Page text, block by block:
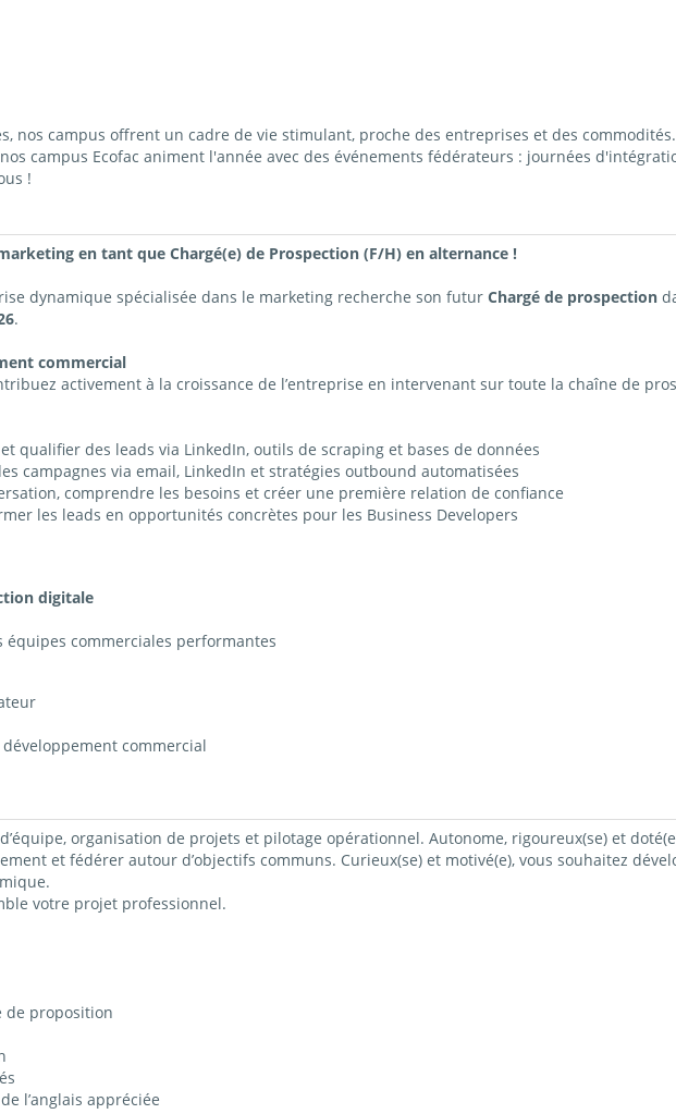
nos campus offrent un cadre de vie stimulant, proche des entreprises et des
campus Ecofac animent l'année avec des événements fédérateurs : journées
!
en tant que Chargé(e) de Prospection (F/H) en alternance !
dynamique spécialisée dans le marketing recherche son futur Chargé de prospection
.
commercial
activement à la croissance de l’entreprise en intervenant sur toute la chaîne de
qualifier des leads via LinkedIn, outils de scraping et bases de données
campagnes via email, LinkedIn et stratégies outbound automatisées
comprendre les besoins et créer une première relation de confiance
les leads en opportunités concrètes pour les Business Developers
digitale
commerciales performantes
commercial
organisation de projets et pilotage opérationnel. Autonome, rigoureux(se) et
et fédérer autour d’objectifs communs. Curieux(se) et motivé(e), vous souhaitez
votre projet professionnel.
de proposition
l’anglais appréciée